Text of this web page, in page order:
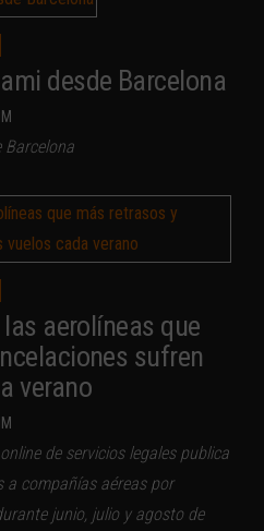
desde Barcelona
Barcelona
aerolíneas que
sufren
verano
de servicios legales publica
a compañías aéreas por
junio, julio y agosto de